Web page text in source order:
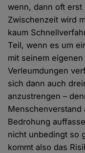
wenn, dann oft
Zwischenzeit wird
kaum
Teil, wenn es um
mit seinem
Verleumdungen
sich dann auch
anzustrengen –
Menschenverstand
Bedrohung
nicht unbedingt so
kommt also das